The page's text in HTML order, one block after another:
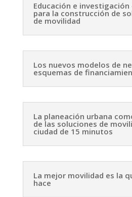
Educación e investigación
para la construcción de
de movilidad
Los nuevos modelos de
esquemas de
La planeación urbana
de las soluciones de
ciudad de 15 minutos
La mejor movilidad es la
hace